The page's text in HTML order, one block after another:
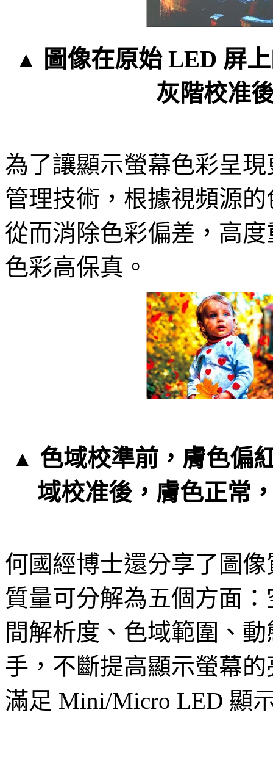
▲
圖像在原始 LED 屏
灰階校准
為了讓顯示螢幕色彩呈
管理技術，根據視頻源
從而消除色彩偏差，高
色彩高保真。
▲ 色域校準前，膚色偏
域校准後，膚色正常
何國經博士還分享了圖
質量可分解為五個方面
間解析度、色域範圍、
手，不斷提高顯示螢幕
滿足 Mini/Micro LED 顯